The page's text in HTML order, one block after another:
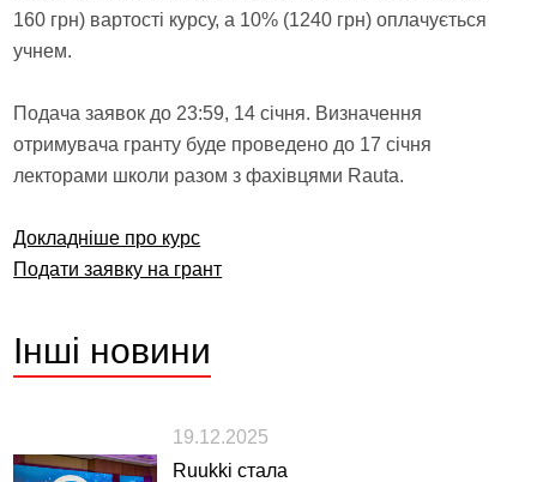
160 грн) вартості курсу, а 10% (1240 грн) оплачується
учнем.
Подача заявок до 23:59, 14 січня. Визначення
отримувача гранту буде проведено до 17 січня
лекторами школи разом з фахівцями Rauta.
Докладніше про курс
Подати заявку на грант
Інші новини
19.12.2025
Ruukki стала